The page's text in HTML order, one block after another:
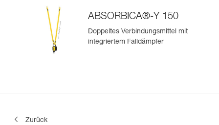
ABSORBICA®-Y 150
Doppeltes Verbindungsmittel mit
integriertem Falldämpfer
Zurück